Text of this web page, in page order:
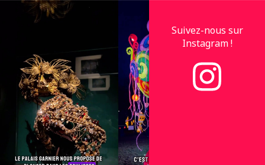
Suivez-nous sur
Instagram !